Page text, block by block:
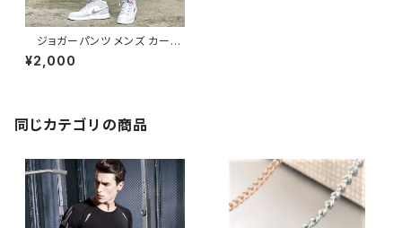
ジョガーパンツ メンズ カーゴ
テーパード Sサイズ グリー
ン 新品
¥2,000
同じカテゴリの商品